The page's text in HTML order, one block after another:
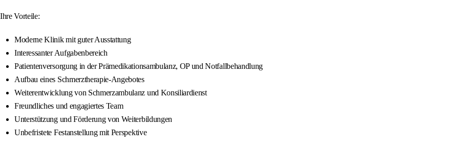
Ihre Vorteile:
Moderne Klinik mit guter Ausstattung
Interessanter Aufgabenbereich
Patientenversorgung in der Prämedikationsambulanz, OP und Notfallbehandlung
Aufbau eines Schmerztherapie-Angebotes
Weiterentwicklung von Schmerzambulanz und Konsiliardienst
Freundliches und engagiertes Team
Unterstützung und Förderung von Weiterbildungen
Unbefristete Festanstellung mit Perspektive